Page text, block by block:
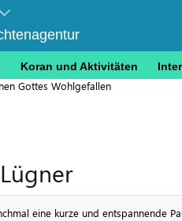
Koran und Aktivitäten
Gottes Wohlgefallen
eine kurze und entspannende